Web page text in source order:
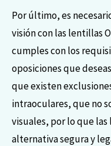
Por último, es
visión con las lentillas
cumples con los
oposiciones que
que existen
intraoculares, que no
visuales, por lo que
alternativa segura y